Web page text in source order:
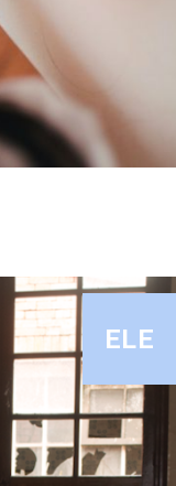
ELE